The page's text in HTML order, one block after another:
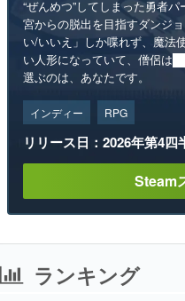
“ぜんめつ”してしまった勇者
宮からの脱出を目指すダンジ
い/いいえ」しか喋れず、魔法
い人形になっていて、僧侶は
選ぶのは、あなたです。
インディー RPG
リリース日：2026年第4四
Steam
ランキング